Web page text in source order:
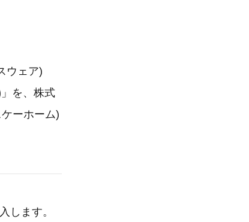
ウェア)
を、株式
ーホーム)
します。